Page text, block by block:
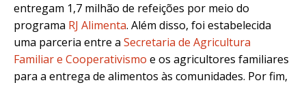
entregam 1,7 milhão de refeições por meio do
programa RJ Alimenta. Além disso, foi estabelecida
uma parceria entre a Secretaria de Agricultura
Familiar e Cooperativismo e os agricultores familiares
para a entrega de alimentos às comunidades. Por fim,